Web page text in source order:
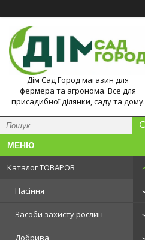
Дім Сад Город магазин для
фермера та агронома. Все для
присадибної ділянки, саду та дому.
Каталог ТОВАРОВ
Насіння
Засоби захисту рослин
Добрива